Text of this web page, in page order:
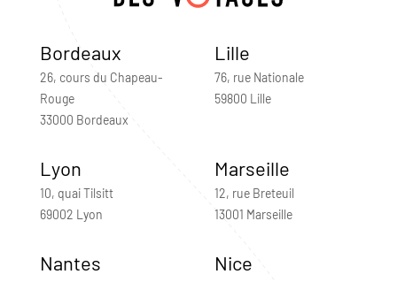
Bordeaux
26, cours du Chapeau-
Rouge
33000 Bordeaux
Lille
76, rue Nationale
59800 Lille
Lyon
10, quai Tilsitt
69002 Lyon
Marseille
12, rue Breteuil
13001 Marseille
Nantes Nice